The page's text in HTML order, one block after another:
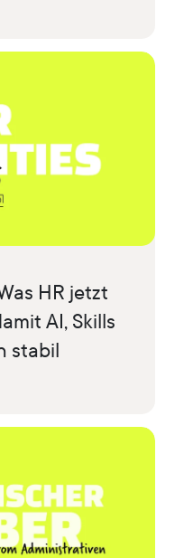
HR jetzt
AI, Skills
stabil